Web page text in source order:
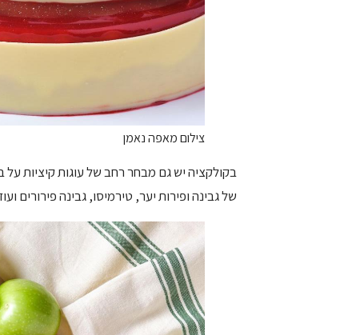
צילום מאפה נאמן
בקולקציה יש גם מבחר רחב של עוגות קיציות על
של גבינה ופירות יער, טירמיסו, גבינה פירורים